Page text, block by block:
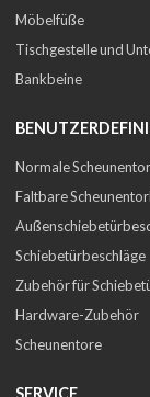
Möbelfüße
Tischgestelle und
Bankbeine
Normale
Faltbare
Schiebetürbeschläge
Zubehör für
Hardware-Zubehör
Scheunentore
SERVICE